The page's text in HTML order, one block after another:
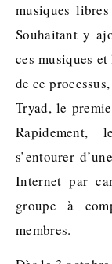
musiques
Souhaitant y
ces musiques
de ce
Tryad, le
Rapidement,
s’entourer
Internet par
groupe à
membres.